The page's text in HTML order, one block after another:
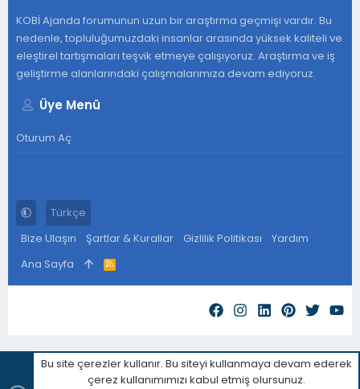
KOBİ Ajanda forumunun uzun bir araştırma geçmişi vardır. Bu
nedenle, topluluğumuzdaki insanlar arasında yüksek kaliteli ve
eleştirel tartışmaları teşvik etmeye çalışıyoruz. Araştırma ve iş
geliştirme alanlarındaki çalışmalarımıza devam ediyoruz.
Üye Menü
Oturum Aç
Türkçe
Bize Ulaşın
Şartlar & Kurallar Gizlilik Politikası
Yardım
Ana Sayfa
R
S
S
Bu site çerezler kullanır. Bu siteyi kullanmaya devam ederek
çerez kullanımımızı kabul etmiş olursunuz.